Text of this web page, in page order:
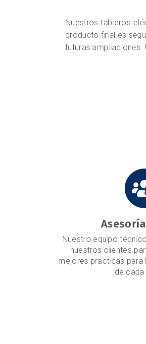
Nuestros tableros
producto final es
futuras
Nuestro equipo
nuestros clientes
mejores practicas
de